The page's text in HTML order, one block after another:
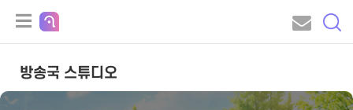
방송국 스튜디오